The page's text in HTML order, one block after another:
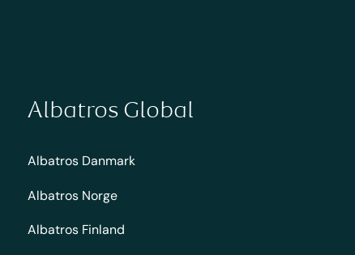
Albatros Global
Albatros Danmark
Albatros Norge
Albatros Finland